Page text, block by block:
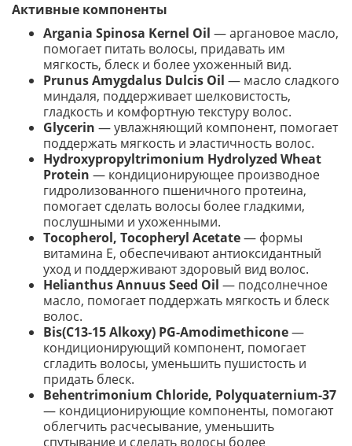
Активные компоненты
Argania Spinosa Kernel Oil — аргановое масло,
помогает питать волосы, придавать им
мягкость, блеск и более ухоженный вид.
Prunus Amygdalus Dulcis Oil — масло сладкого
миндаля, поддерживает шелковистость,
гладкость и комфортную текстуру волос.
Glycerin — увлажняющий компонент, помогает
поддержать мягкость и эластичность волос.
Hydroxypropyltrimonium Hydrolyzed Wheat
Protein — кондиционирующее производное
гидролизованного пшеничного протеина,
помогает сделать волосы более гладкими,
послушными и ухоженными.
Tocopherol, Tocopheryl Acetate— формы
витамина E, обеспечивают антиоксидантный
уход и поддерживают здоровый вид волос.
Helianthus Annuus Seed Oil — подсолнечное
масло, помогает поддержать мягкость и блеск
волос.
Bis(C13-15 Alkoxy) PG-Amodimethicone—
кондиционирующий компонент, помогает
сгладить волосы, уменьшить пушистость и
придать блеск.
Behentrimonium Chloride, Polyquaternium-37
— кондиционирующие компоненты, помогают
облегчить расчесывание, уменьшить
спутывание и сделать волосы более